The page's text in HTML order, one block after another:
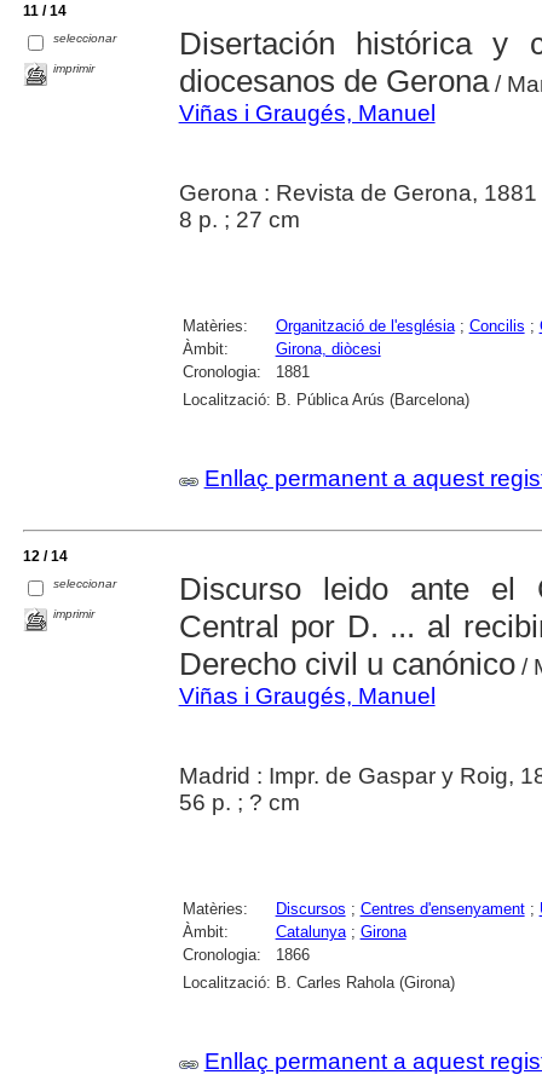
11 / 14
seleccionar
imprimir
Disertación histórica y
diocesanos de Gerona/
Viñas i Graugés, Manuel
Gerona : Revista de Gerona, 1881
8 p. ; 27 cm
Matèries: Organització de l'església; Concilis ;
Àmbit:
Girona, diòcesi
Cronologia:
1881
Localització: B. Pública Arús (Barcelona)
Enllaç permanent a aquest
12 / 14
seleccionar
imprimir
Discurso leido ante el
Central por D. ... al
Derecho civil u canónico/
Viñas i Graugés, Manuel
Madrid : Impr. de Gaspar y Roig,
56 p. ; ? cm
Matèries: Discursos ; Centres d'ensenyament;
Àmbit:
Catalunya; Girona
Cronologia:
1866
Localització: B. Carles Rahola (Girona)
Enllaç permanent a aquest